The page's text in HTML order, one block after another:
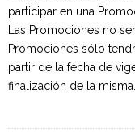
participar en una
Las Promociones no
Promociones sólo
partir de la fecha de
finalización de la misma.